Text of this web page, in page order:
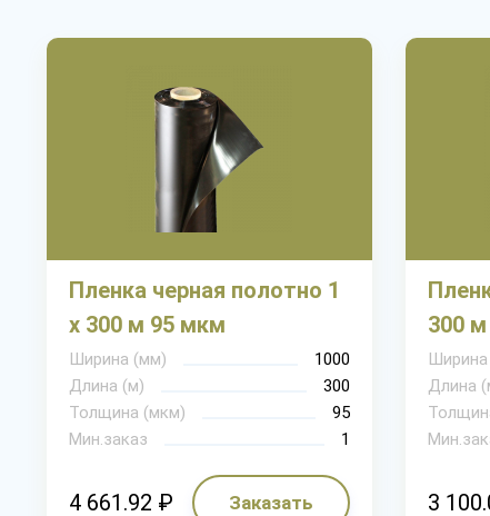
Пленка черная полотно 1
х 300 м 95 мкм
Ширина (мм)
1000
Длина (м)
300
Толщина (мкм)
95
Мин.заказ
1
4 661.92 ₽ Заказать
300
Длина
3